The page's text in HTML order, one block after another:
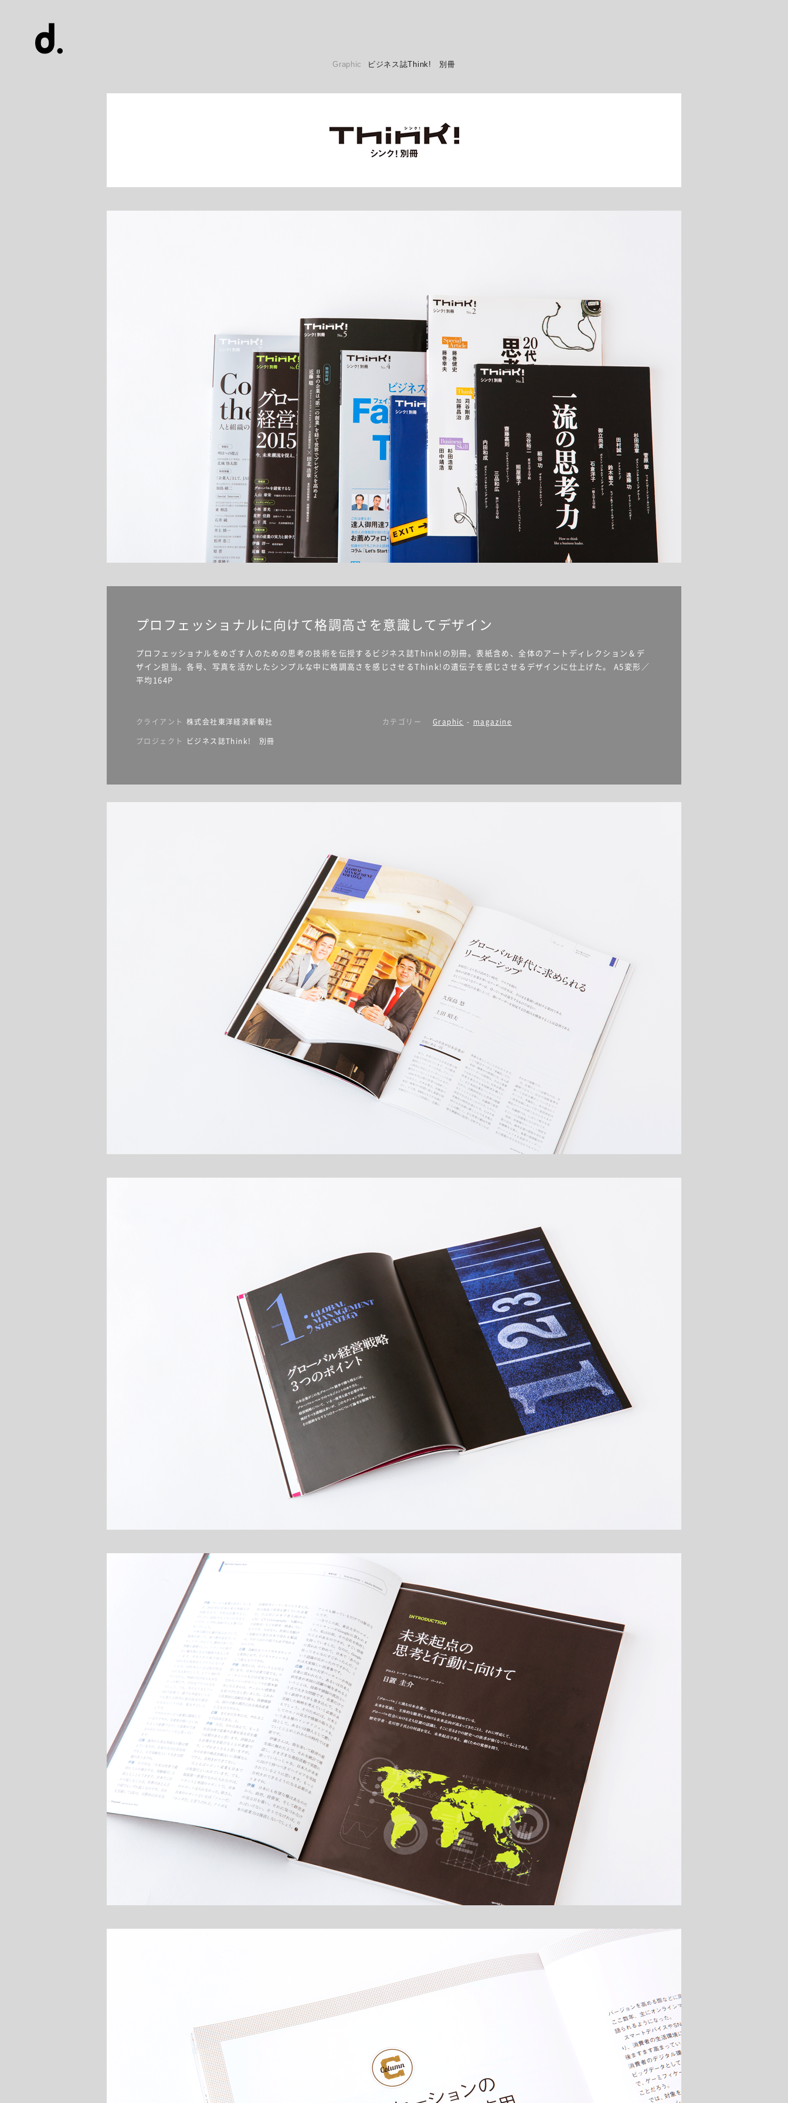
Graphic ビジネス誌Think! 別冊
プロフェッショナルに向けて格調高さを意識してデザイン
プロフェッショナルをめざす人のための思考の技術を伝授するビジネス誌Think!の別冊。表紙含め、全体のアートディレクション＆デ
ザイン担当。各号、写真を活かしたシンプルな中に格調高さを感じさせるThink!の遺伝子を感じさせるデザインに仕上げた。 A5変形／
平均164P
クライアント 株式会社東洋経済新報社
プロジェクト ビジネス誌Think! 別冊
カテゴリー Graphic - magazine